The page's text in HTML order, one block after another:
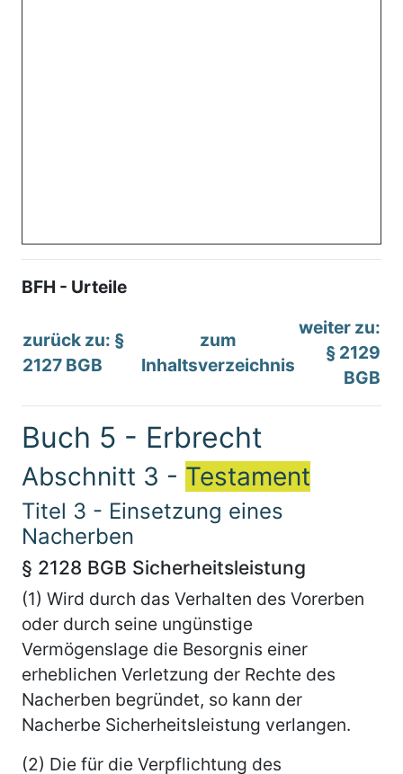
BFH - Urteile
zurück zu: §
2127 BGB
zum
Inhaltsverzeichnis
weiter zu:
§ 2129
BGB
Buch 5 - Erbrecht
Abschnitt 3 - Testament
Titel 3 - Einsetzung eines
Nacherben
§ 2128 BGB Sicherheitsleistung
(1) Wird durch das Verhalten des Vorerben
oder durch seine ungünstige
Vermögenslage die Besorgnis einer
erheblichen Verletzung der Rechte des
Nacherben begründet, so kann der
Nacherbe Sicherheitsleistung verlangen.
(2) Die für die Verpflichtung des